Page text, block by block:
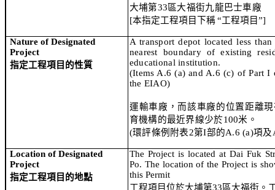
大埔第33 區大福街九龍巴士車廠
[本指定工程項目下稱“工程項目”]
Nature of Designated
Project
指定工程項目的性質
A transport depot located less
nearest boundary of existing
educational institution.
(Items A.6 (a) and A.6 (c) of Part I
the EIAO)
運輸車廠，而該車廠的位置距離
育機構的最近界線少於100米。
(環評條例附表2第I部的A.6 (a)項及
Location of Designated
Project
指定工程項目的地點
The Project is located at Dai Fuk
Po. The location of the Project is
this Permit
工程項目位於大埔第33 區大福街。